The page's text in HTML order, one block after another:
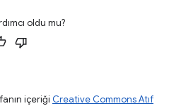
oldu mu?
içeriği Creative Commons Atıf